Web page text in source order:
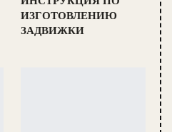
ИЗГОТОВЛЕНИЮ
ЗАДВИЖКИ